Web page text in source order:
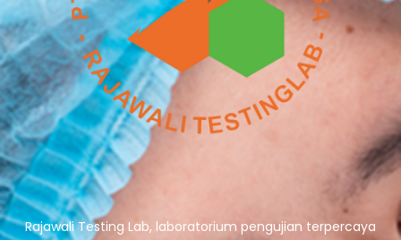
Rajawali Testing Lab, laboratorium pengujian terpercaya